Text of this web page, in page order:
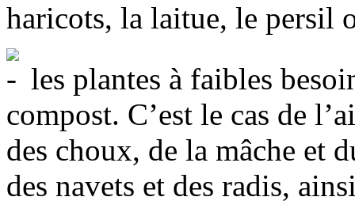
haricots, la laitue, le persil
les plantes à faibles
compost. C’est le cas de
des choux, de la mâche et
des navets et des radis,